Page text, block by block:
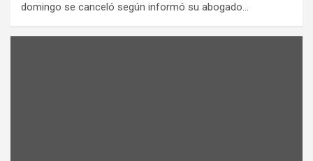
domingo se canceló según informó su abogado…